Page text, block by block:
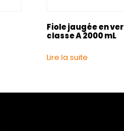
Fiole jaugée en
classe A 2000 mL
Lire la suite